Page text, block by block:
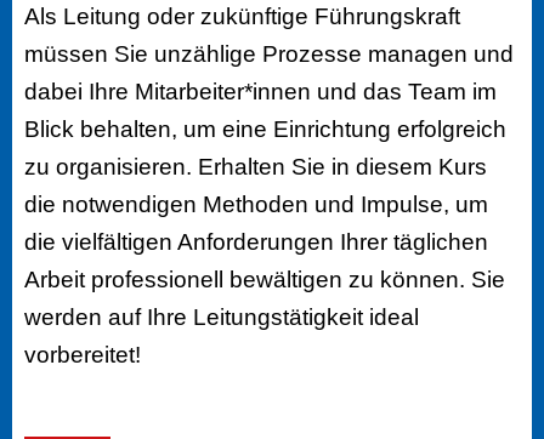
Als Leitung oder zukünftige Führungskraft
müssen Sie unzählige Prozesse managen und
dabei Ihre Mitarbeiter*innen und das Team im
Blick behalten, um eine Einrichtung erfolgreich
zu organisieren. Erhalten Sie in diesem Kurs
die notwendigen Methoden und Impulse, um
die vielfältigen Anforderungen Ihrer täglichen
Arbeit professionell bewältigen zu können. Sie
werden auf Ihre Leitungstätigkeit ideal
vorbereitet!